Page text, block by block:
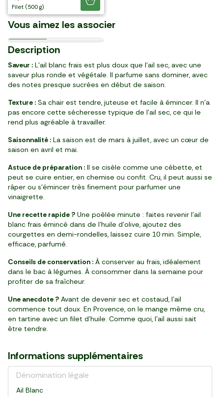
par 2 (180 g)
par 2 (160 g)
par 2 (180 g)
filet (500 g)
Vous aimez les associer
L'Huile d'olive vierge extra
Koroneiki 100%
8,99 €
Le Beurre doux "Verneuil"
France
3,09 €
Le Citron jaune
Afrique du Sud
2,40 €
Le Champignon brun
France
1,50 €
Le Pain de mie complet
1,99 €
Gros calibre
Les 10 Œufs plein air
France
3,99 €
Les Jeunes pousses
d'épinard
1,19 €
Le Persil frisé
France
0,99 €
Les Penne ricce "Conti"
1,99 €
Le Persil en feuilles BIO
2,49 €
Ultra-frais
Les Émincés de
champignon blanc
1,70 €
L’Épinard
France
2,00 €
Les Snacks de riz sans
gluten
1,49 €
thym "Baouw" BIO
3,29 €
Les Nems aux crevettes
élaborés en France
4,39 €
méditerranéenne
élaborées en France
5,40 €
Dès 15 mois
aquitaine BIO
élaboré en France
2,99 €
Description
Saveur : L’ail blanc frais est plus doux que l’ail sec, avec une
saveur plus ronde et végétale. Il parfume sans dominer, avec
des notes presque sucrées en début de saison.
Texture : Sa chair est tendre, juteuse et facile à émincer. Il n’a
pas encore cette sécheresse typique de l’ail sec, ce qui le
rend plus agréable à travailler.
Saisonnalité : La saison est de mars à juillet, avec un cœur de
saison en avril et mai.
Astuce de préparation : Il se cisèle comme une cébette, et
peut se cuire entier, en chemise ou confit. Cru, il peut aussi se
râper ou s’émincer très finement pour parfumer une
vinaigrette.
Une recette rapide ? Une poêlée minute : faites revenir l’ail
blanc frais émincé dans de l’huile d’olive, ajoutez des
courgettes en demi-rondelles, laissez cuire 10 min. Simple,
efficace, parfumé.
Conseils de conservation : À conserver au frais, idéalement
dans le bac à légumes. À consommer dans la semaine pour
profiter de sa fraîcheur.
Une anecdote ? Avant de devenir sec et costaud, l’ail
commence tout doux. En Provence, on le mange même cru,
en tartine avec un filet d’huile. Comme quoi, l’ail aussi sait
être tendre.
Informations supplémentaires
Dénomination légale
Ail Blanc